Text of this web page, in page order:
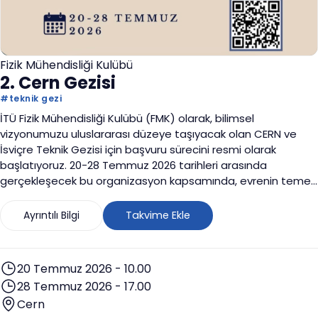
Fizik Mühendisliği Kulübü
2. Cern Gezisi
#teknik gezi
İTÜ Fizik Mühendisliği Kulübü (FMK) olarak, bilimsel
vizyonumuzu uluslararası düzeye taşıyacak olan CERN ve
İsviçre Teknik Gezisi için başvuru sürecini resmi olarak
başlatıyoruz. 20-28 Temmuz 2026 tarihleri arasında
gerçekleşecek bu organizasyon kapsamında, evrenin temel
büyük parçacık fiziği laboratuvarı CERN'e odaklanan yoğun
bir teknik program uygulanacaktır.
Ayrıntılı Bilgi Takvime Ekle
20 Temmuz 2026 - 10.00
28 Temmuz 2026 - 17.00
Cern